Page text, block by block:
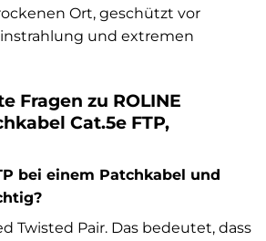
Ort, geschützt vor
und extremen
Fragen zu ROLINE
Cat.5e FTP,
bei einem Patchkabel und
Twisted Pair. Das bedeutet, dass